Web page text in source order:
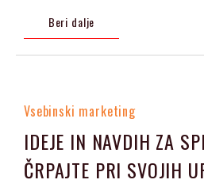
Beri dalje
Vsebinski marketing
IDEJE IN NAVDIH ZA
ČRPAJTE PRI SVOJIH